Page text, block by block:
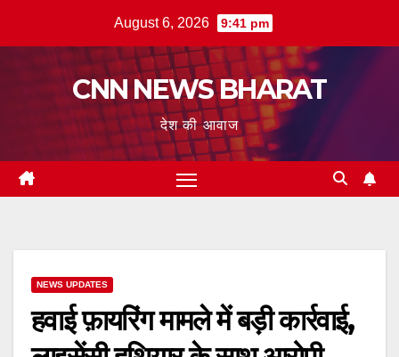
August 6, 2026 9:41 pm
CNN NEWS BHARAT
देश की आवाज
NEWS UPDATES
हवाई फ़ायरिंग मामले में बड़ी कार्रवाई,